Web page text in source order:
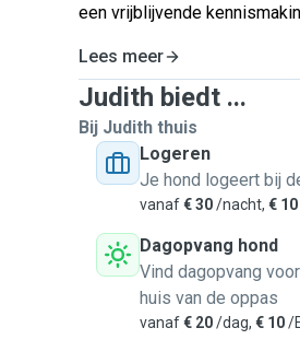
een vrijblijvende
Lees meer
Judith biedt ...
Bij Judith thuis
Logeren
Je hond logeert bij
vanaf€ 30/nacht, € 10
Dagopvang hond
Vind dagopvang
huis van de oppas
vanaf€ 20/dag, € 10/